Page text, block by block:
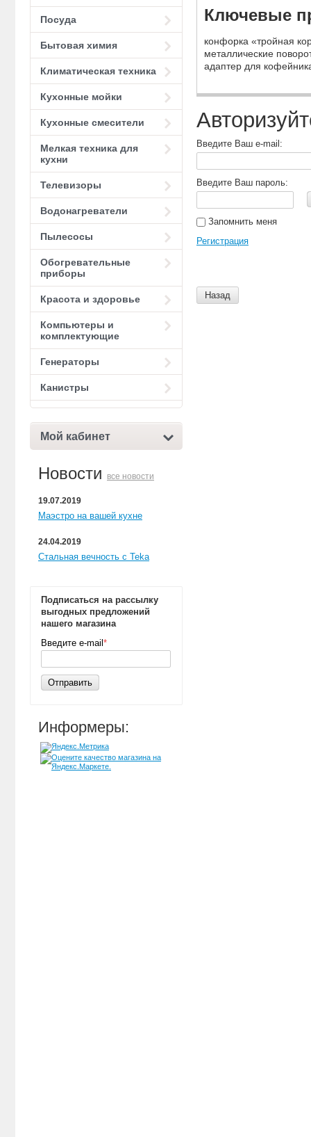
Посуда
Бытовая химия
Климатическая техника
Кухонные мойки
Кухонные смесители
Мелкая техника для
кухни
Телевизоры
Водонагреватели
Пылесосы
Обогревательные
приборы
Красота и здоровье
Компьютеры и
комплектующие
Генераторы
Канистры
Мой кабинет
Новости все новости
19.07.2019
Маэстро на вашей кухне
24.04.2019
Стальная вечность с Teka
Подписаться на рассылку
выгодных предложений
нашего магазина
Введите e-mail *
Отправить
Информеры:
Ключевые
конфорка «тройная
металлические
адаптер для
Введите Ваш e-mail:
Введите Ваш пароль:
Запомнить меня
Регистрация
Назад